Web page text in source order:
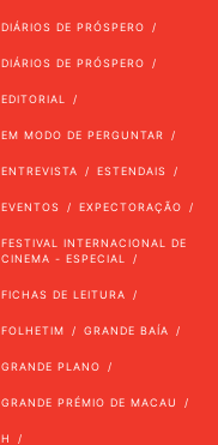
DIÁRIOS DE PRÓSPERO
DIÁRIOS DE PRÓSPERO
EDITORIAL
EM MODO DE PERGUNTAR
ENTREVISTA ESTENDAIS
EVENTOS EXPECTORAÇÃO
FESTIVAL INTERNACIONAL DE
CINEMA - ESPECIAL
FICHAS DE LEITURA
FOLHETIM GRANDE BAÍA
GRANDE PLANO
GRANDE PRÉMIO DE MACAU
H